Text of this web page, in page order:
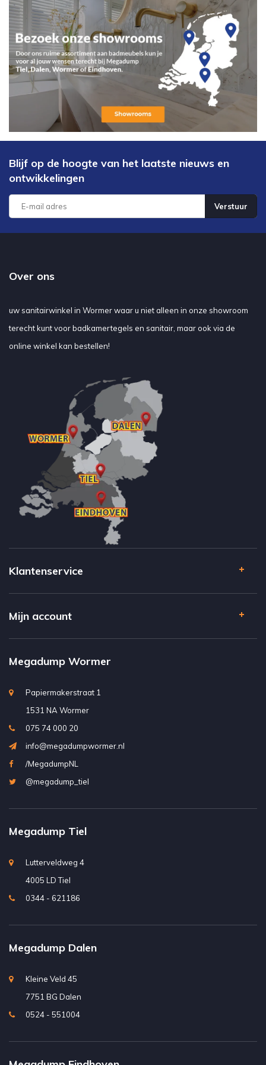
Blijf op de hoogte van het laatste nieuws en
ontwikkelingen
Verstuur
Over ons
uw sanitairwinkel in Wormer waar u niet alleen in onze showroom
terecht kunt voor badkamertegels en sanitair, maar ook via de
online winkel kan bestellen!
Klantenservice
Mijn account
Megadump Wormer
Papiermakerstraat 1
1531 NA Wormer
075 74 000 20
info@megadumpwormer.nl
/MegadumpNL
@megadump_tiel
Megadump Tiel
Lutterveldweg 4
4005 LD Tiel
0344 - 621186
Megadump Dalen
Kleine Veld 45
7751 BG Dalen
0524 - 551004